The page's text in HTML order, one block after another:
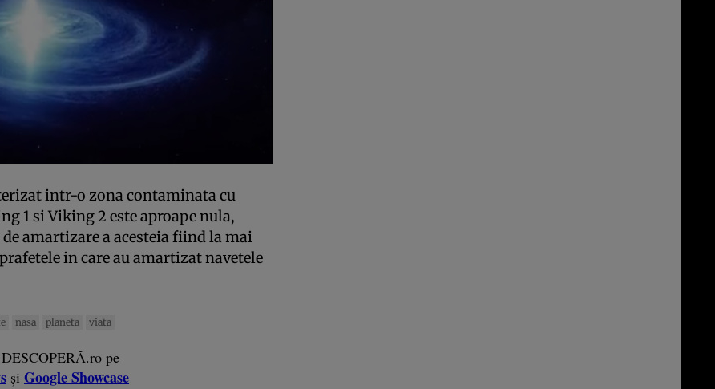
intr-o zona contaminata cu
1 si Viking 2 este aproape nula,
amartizare a acesteia fiind la mai
in care au amartizat navetele
nasa planeta viata
pe
și Google Showcase